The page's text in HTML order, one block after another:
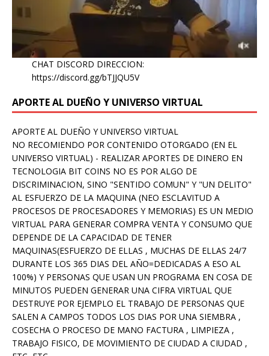
CHAT DISCORD DIRECCION:
https://discord.gg/bTJJQU5V
APORTE AL DUEÑO Y UNIVERSO VIRTUAL
APORTE AL DUEÑO Y UNIVERSO VIRTUAL
NO RECOMIENDO POR CONTENIDO OTORGADO (EN EL
UNIVERSO VIRTUAL) - REALIZAR APORTES DE DINERO EN
TECNOLOGIA BIT COINS NO ES POR ALGO DE
DISCRIMINACION, SINO "SENTIDO COMUN" Y "UN DELITO"
AL ESFUERZO DE LA MAQUINA (NEO ESCLAVITUD A
PROCESOS DE PROCESADORES Y MEMORIAS) ES UN MEDIO
VIRTUAL PARA GENERAR COMPRA VENTA Y CONSUMO QUE
DEPENDE DE LA CAPACIDAD DE TENER
MAQUINAS(ESFUERZO DE ELLAS , MUCHAS DE ELLAS 24/7
DURANTE LOS 365 DIAS DEL AÑO=DEDICADAS A ESO AL
100%) Y PERSONAS QUE USAN UN PROGRAMA EN COSA DE
MINUTOS PUEDEN GENERAR UNA CIFRA VIRTUAL QUE
DESTRUYE POR EJEMPLO EL TRABAJO DE PERSONAS QUE
SALEN A CAMPOS TODOS LOS DIAS POR UNA SIEMBRA ,
COSECHA O PROCESO DE MANO FACTURA , LIMPIEZA ,
TRABAJO FISICO, DE MOVIMIENTO DE CIUDAD A CIUDAD ,